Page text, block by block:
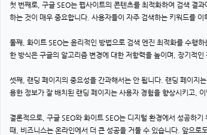
첫 번째로, 구글 SEO는 웹사이트의 콘텐츠를 최적화하여 검색 결
하는 것이 매우 중요합니다. 사용자들이 자주 검색하는 키워드를
둘째, 화이트 SEO는 윤리적인 방법으로 검색 엔진 최적화를 수행
한 방식은 구글의 알고리즘 변경에 대한 저항력을 높이며, 장기적인
셋째, 랜딩 페이지의 중요성을 간과해서는 안 됩니다. 랜딩 페이
용한 정보가 잘 배치된 랜딩 페이지는 사용자 경험을 향상시키고,
결론적으로, 구글 SEO와 화이트 SEO는 디지털 환경에서 성공하
때, 비즈니스는 온라인에서 더 큰 성공을 거둘 수 있습니다. 앞으